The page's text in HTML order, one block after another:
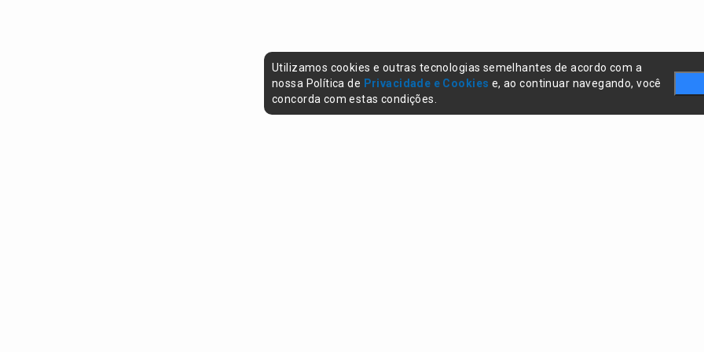
Utilizamos cookies e outras tecnologias semelhantes de acordo com a
nossa Política de Privacidade e Cookies e, ao continuar navegando, você
concorda com estas condições.